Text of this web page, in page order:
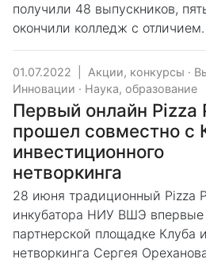
получили 48 выпускников,
окончили колледж с отличием.
01.07.2022 Акции, конкурсы ·
Инновации · Наука, образование
Первый онлайн Pizza
прошел совместно с
инвестиционного
нетворкинга
28 июня традиционный Pizza
инкубатора НИУ ВШЭ
партнерской площадке Клуба
нетворкинга Сергея